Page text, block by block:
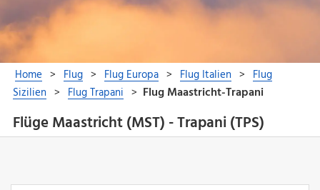
Flüge Maastricht (MST) - Trapani (TPS)